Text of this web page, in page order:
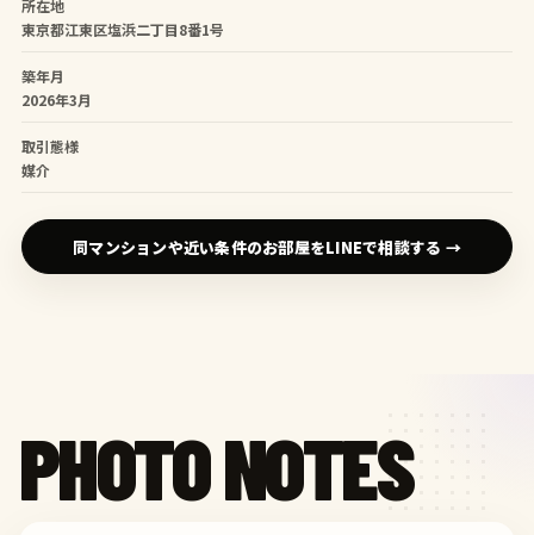
所在地
東京都江東区塩浜二丁目8番1号
築年月
2026年3月
取引態様
媒介
同マンションや近い条件のお部屋をLINEで相談する →
PHOTO NOTES